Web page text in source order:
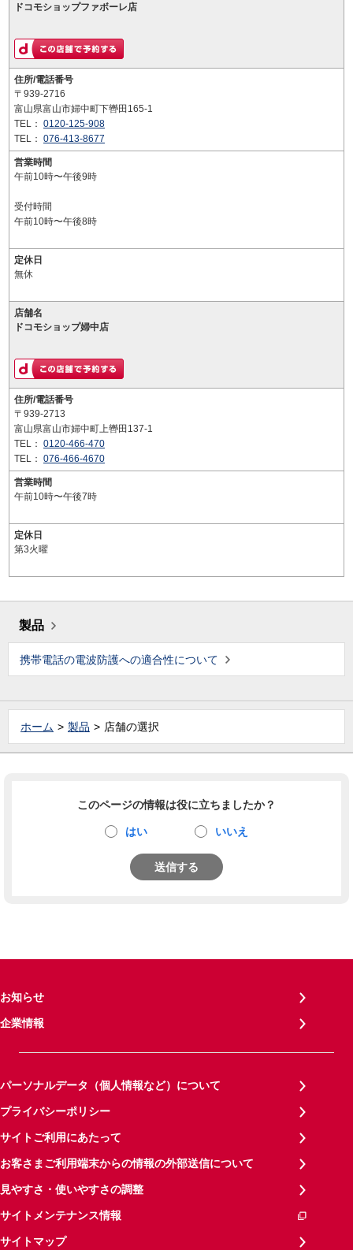
ドコモショップファボーレ店
住所/電話番号
〒939-2716
富山県富山市婦中町下轡田165-1
TEL： 0120-125-908
TEL： 076-413-8677
営業時間
午前10時〜午後9時
受付時間
午前10時〜午後8時
定休日
無休
店舗名
ドコモショップ婦中店
住所/電話番号
〒939-2713
富山県富山市婦中町上轡田137-1
TEL： 0120-466-470
TEL： 076-466-4670
営業時間
午前10時〜午後7時
定休日
第3火曜
製品
携帯電話の電波防護への適合性について
ホーム 製品 店舗の選択
このページの情報は役に立ちましたか？
はい いいえ
送信する
お知らせ
企業情報
パーソナルデータ（個人情報など）について
プライバシーポリシー
サイトご利用にあたって
お客さまご利用端末からの情報の外部送信について
見やすさ・使いやすさの調整
サイトメンテナンス情報
サイトマップ